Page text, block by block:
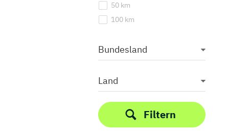
50 km
100 km
Bundesland
Land
Filtern